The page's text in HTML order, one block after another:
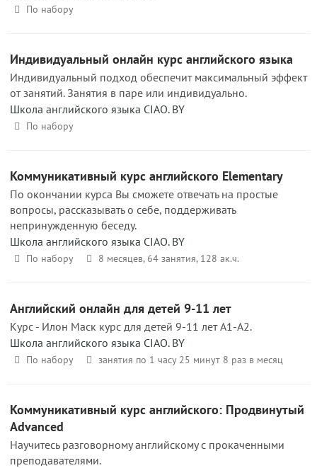
По набору
Индивидуальный онлайн курс английского языка
Индивидуальный подход обеспечит максимальный эффект
от занятий. Занятия в паре или индивидуально.
Школа английского языка CIAO. BY
По набору
Коммуникативный курс английского Elementary
По окончании курса Вы сможете отвечать на простые
вопросы, рассказывать о себе, поддерживать
непринужденную беседу.
Школа английского языка CIAO. BY
По набору 8 месяцев, 64 занятия, 128 ак.ч.
Английский онлайн для детей 9-11 лет
Курс - Илон Маск курс для детей 9-11 лет A1-A2.
Школа английского языка CIAO. BY
По набору занятия по 1 часу 25 минут 8 раз в месяц
Коммуникативный курс английского: Продвинутый
Advanced
Научитесь разговорному английскому с прокаченными
преподавателями.